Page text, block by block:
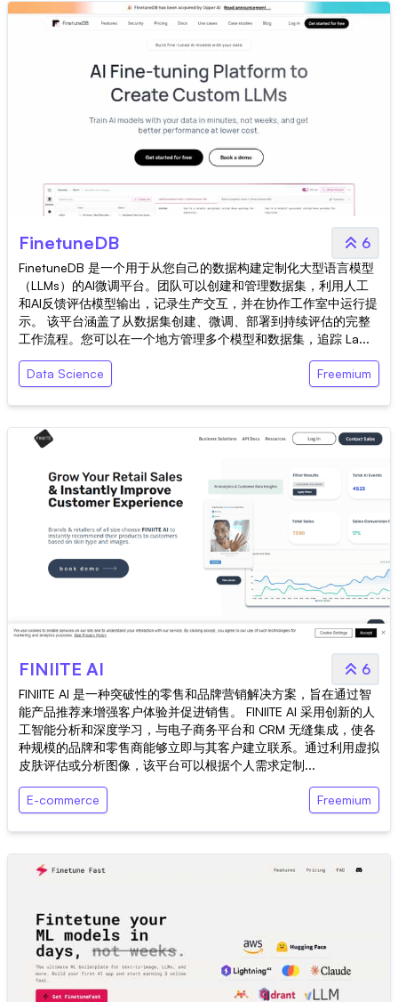
FinetuneDB 6
FinetuneDB 是一个用于从您自己的数据构建定制化大型语言模型
（LLMs）的AI微调平台。团队可以创建和管理数据集，利用人工
和AI反馈评估模型输出，记录生产交互，并在协作工作室中运行提
示。 该平台涵盖了从数据集创建、微调、部署到持续评估的完整
工作流程。您可以在一个地方管理多个模型和数据集，追踪 La...
Data Science Freemium
FINIITE AI 6
FINIITE AI 是一种突破性的零售和品牌营销解决方案，旨在通过智
能产品推荐来增强客户体验并促进销售。 FINIITE AI 采用创新的人
工智能分析和深度学习，与电子商务平台和 CRM 无缝集成，使各
种规模的品牌和零售商能够立即与其客户建立联系。通过利用虚拟
皮肤评估或分析图像，该平台可以根据个人需求定制...
E-commerce Freemium